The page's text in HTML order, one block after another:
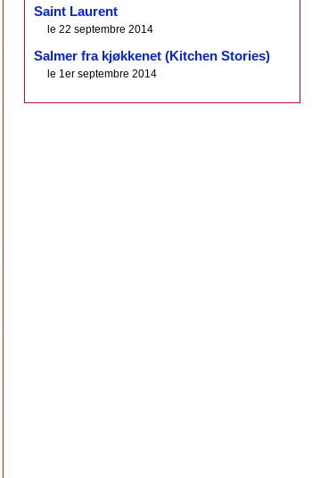
Saint Laurent
le 22 septembre 2014
Salmer fra kjøkkenet (Kitchen Stories)
le 1er septembre 2014